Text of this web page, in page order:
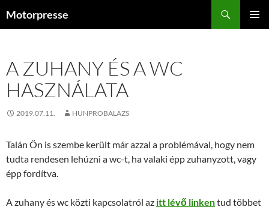
Motorpresse
A ZUHANY ÉS A WC
HASZNÁLATA
2019.07.11. HUNPROBALAZS
Talán Ön is szembe került már azzal a problémával, hogy nem
tudta rendesen lehúzni a wc-t, ha valaki épp zuhanyzott, vagy
épp fordítva.
A zuhany és wc közti kapcsolatról az itt lévő linkentud többet